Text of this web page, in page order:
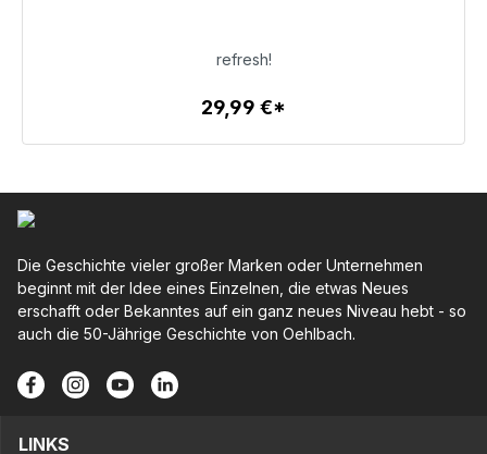
Zum Artikel
refresh!
29,99 €*
Die Geschichte vieler großer Marken oder Unternehmen
beginnt mit der Idee eines Einzelnen, die etwas Neues
erschafft oder Bekanntes auf ein ganz neues Niveau hebt - so
auch die 50-Jährige Geschichte von Oehlbach.
LINKS